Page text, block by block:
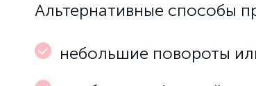
Альтернативные способы
небольшие повороты